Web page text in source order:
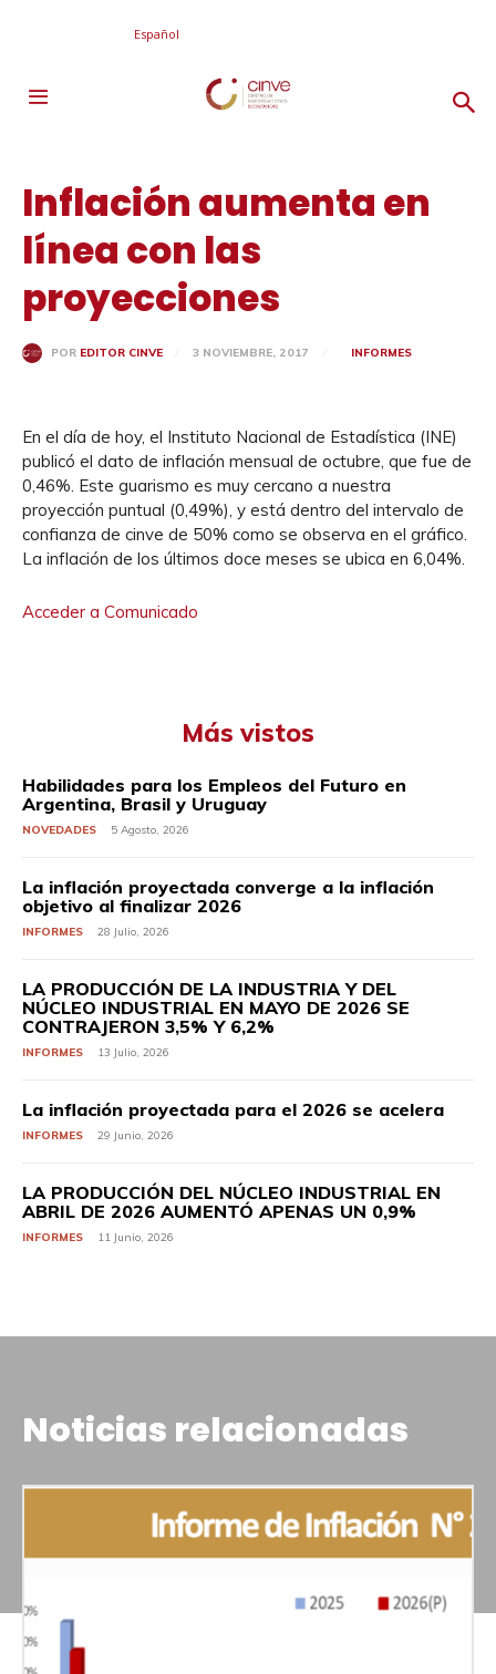
Español
Inflación aumenta en
línea con las
proyecciones
POR EDITOR CINVE 3 NOVIEMBRE, 2017 INFORMES
En el día de hoy, el Instituto Nacional de Estadística (INE)
publicó el dato de inflación mensual de octubre, que fue de
0,46%. Este guarismo es muy cercano a nuestra
proyección puntual (0,49%), y está dentro del intervalo de
confianza de cinve de 50% como se observa en el gráfico.
La inflación de los últimos doce meses se ubica en 6,04%.
Acceder a Comunicado
Más vistos
Habilidades para los Empleos del Futuro en
Argentina, Brasil y Uruguay
NOVEDADES 5 Agosto, 2026
La inflación proyectada converge a la inflación
objetivo al finalizar 2026
INFORMES 28 Julio, 2026
LA PRODUCCIÓN DE LA INDUSTRIA Y DEL
NÚCLEO INDUSTRIAL EN MAYO DE 2026 SE
CONTRAJERON 3,5% Y 6,2%
INFORMES 13 Julio, 2026
La inflación proyectada para el 2026 se acelera
INFORMES 29 Junio, 2026
LA PRODUCCIÓN DEL NÚCLEO INDUSTRIAL EN
ABRIL DE 2026 AUMENTÓ APENAS UN 0,9%
INFORMES 11 Junio, 2026
Noticias relacionadas